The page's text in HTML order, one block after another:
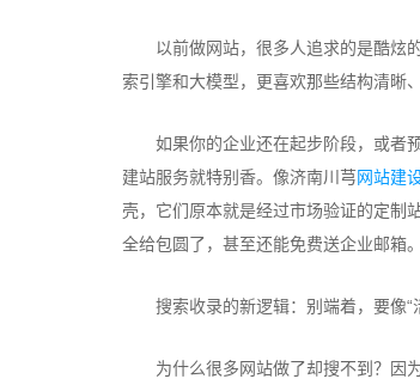
以前做网站，很多人追求的是酷炫的
索引擎和大模型，更喜欢那些结构清晰
如果你的企业还在起步阶段，或者预
建站服务就特别香。像济南川芎网站建
壳，它们原本就是经过市场验证的定制
全给包圆了，甚至还能免费送企业邮箱
搜索收录的新逻辑：别端着，要像“
为什么很多网站做了却搜不到？因为